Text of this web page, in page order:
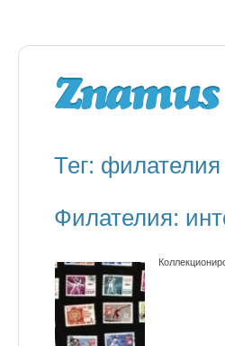
Тег: филателия
Филателия: